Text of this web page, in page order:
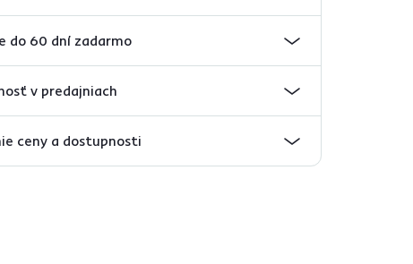
do 60 dní zadarmo
v predajniach
ceny a dostupnosti